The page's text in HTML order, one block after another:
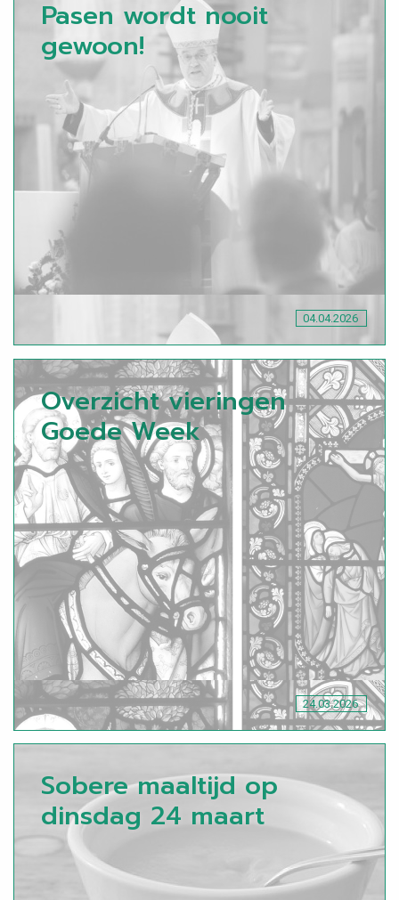
Pasen wordt nooit
gewoon!
04.04.2026
Overzicht vieringen
Goede Week
24.03.2026
Sobere maaltijd op
dinsdag 24 maart